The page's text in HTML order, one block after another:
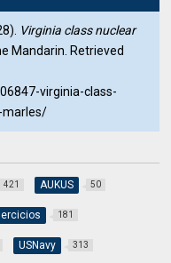
Virginia class nuclear
Mandarin. Retrieved
virginia-class-
marles/
421 AUKUS 50
181
USNavy 313